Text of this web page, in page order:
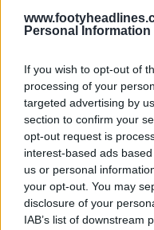
Personal Information
If you wish to opt-out of
processing of your
targeted advertising by
section to confirm your
opt-out request is
interest-based ads
us or personal
your opt-out. You may
disclosure of your
IAB’s list of downstream
Adidas 25-26